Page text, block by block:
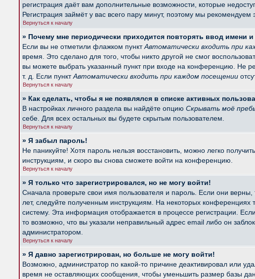
регистрация даёт вам дополнительные возможности, которые
Регистрация займёт у вас всего пару минут, поэтому мы рекомендуем
Вернуться к началу
» Почему мне периодически приходится повторять ввод имени
Если вы не отметили флажком пунктАвтоматически входить при
время. Это сделано для того, чтобы никто другой не смог
вы можете выбрать указанный пункт при входе на конференцию. Не
т. д. Если пунктАвтоматически входить при каждом посещении
Вернуться к началу
» Как сделать, чтобы я не появлялся в списке активных
В настройках личного раздела вы найдёте опцию Скрывать моё
себе. Для всех остальных вы будете скрытым пользователем.
Вернуться к началу
» Я забыл пароль!
Не паникуйте! Хотя пароль нельзя восстановить, можно легко
инструкциям, и скоро вы снова сможете войти на конференцию.
Вернуться к началу
» Я только что зарегистрировался, но не могу войти!
Сначала проверьте свои имя пользователя и пароль. Если они
лет, следуйте полученным инструкциям. На некоторых
систему. Эта информация отображается в процессе регистрации.
то возможно, что вы указали неправильный адрес email либо он
администратором.
Вернуться к началу
» Я давно зарегистрирован, но больше не могу войти!
Возможно, администратор по какой-то причине деактивировал или
время не оставляющих сообщения, чтобы уменьшить размер базы